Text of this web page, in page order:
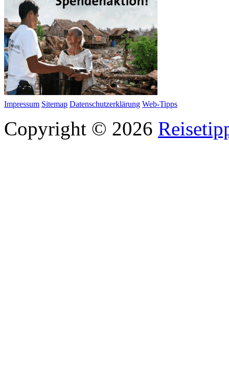
Impressum Sitemap Datenschutzerklärung Web-Tipps
Copyright © 2026